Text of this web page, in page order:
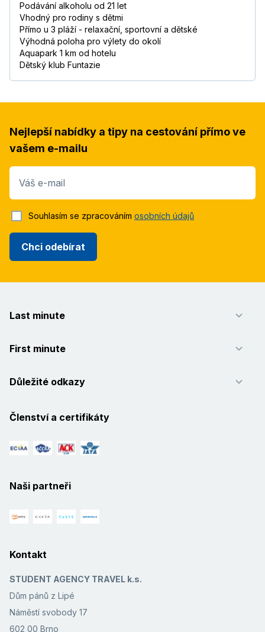
Podávání alkoholu od 21 let
Vhodný pro rodiny s dětmi
Přímo u 3 pláží - relaxační, sportovní a dětské
Výhodná poloha pro výlety do okolí
Aquapark 1 km od hotelu
Dětský klub Funtazie
Nejlepší nabídky a tipy na cestování přímo ve
vašem e-mailu
Váš e-mail
Chci odebírat
Souhlasím se zpracováním osobních údajů
Last minute
First minute
Důležité odkazy
Členství a certifikáty
Naši partneři
Kontakt
STUDENT AGENCY TRAVEL k.s.
Dům pánů z Lipé
Náměstí svobody 17
602 00 Brno